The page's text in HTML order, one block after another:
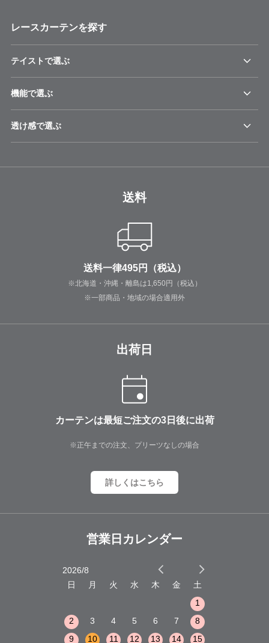
レースカーテンを探す
テイストで選ぶ
機能で選ぶ
透け感で選ぶ
送料
送料一律495円（税込）
※北海道・沖縄・離島は1,650円（税込）
※一部商品・地域の場合適用外
出荷日
カーテンは最短ご注文の3日後に出荷
※正午までの注文、プリーツなしの場合
詳しくはこちら
営業日カレンダー
2026/8
日
月 火 水 木 金
土
1
2
3 4 5 6 7
8
9
10 11 12 13 14
15